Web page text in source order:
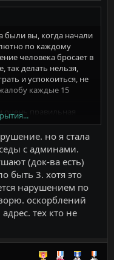
были вы, когда начали
по каждому
человека бросает в
так делать нельзя,
и успокоиться, не
каждые 15
очень правильная
те, кто может хоть
такой же правильной
в покое людей,
семьей и своими
ничего не должен,
возможное для
это рушить. Мелкие
но я стала
с админами.
(док-ва есть)
быть 3. хотя это
нарушением по
оскорблений
тех кто не